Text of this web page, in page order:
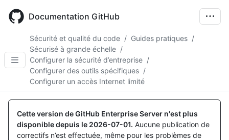
main
Documentation GitHub
Sécurité et qualité du code / Guides pratiques /
Sécurisé à grande échelle /
Configurer la sécurité d’entreprise /
Configurer des outils spécifiques /
Configurer un accès Internet limité
Cette version de GitHub Enterprise Server n'est plus
disponible depuis le 2026-07-01. Aucune publication de
correctifs n’est effectuée, même pour les problèmes de